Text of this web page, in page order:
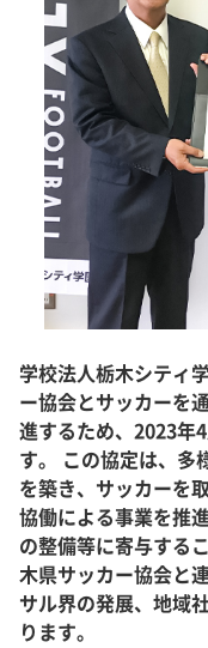
学校法人栃木シティ
ー協会とサッカーを
進するため、2023年
す。 この協定は、多
を築き、サッカーを
協働による事業を推
の整備等に寄与する
木県サッカー協会と
サル界の発展、地域
ります。